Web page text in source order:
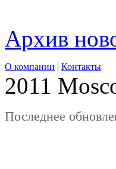
Архив
О компании | Контакты
2011
Последнее